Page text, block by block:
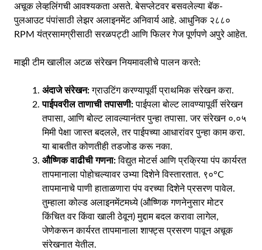
अचूक लेव्हलिंगची आवश्यकता असते. बेसप्लेटवर बसवलेल्या बॅक-
पुलआउट पंपांसाठी लेझर अलाइनमेंट अनिवार्य आहे. आधुनिक २८८०
RPM यंत्रसामग्रीसाठी सरळपट्टी आणि फिलर गेज पूर्णपणे अपुरे आहेत.
माझी टीम खालील अटळ संरेखन नियमावलीचे पालन करते:
अंदाजे संरेखन:ग्राउटिंग करण्यापूर्वी प्राथमिक संरेखन करा.
पाईपवरील ताणाची तपासणी:पाईपला बोल्ट लावण्यापूर्वी संरेखन
तपासा, आणि बोल्ट लावल्यानंतर पुन्हा तपासा. जर संरेखन ०.०५
मिमी पेक्षा जास्त बदलले, तर पाईपच्या आधारांवर पुन्हा काम करा.
या बाबतीत कोणतीही तडजोड करू नका.
औष्णिक वाढीची गणना:विद्युत मोटर्स आणि प्रक्रिया पंप कार्यरत
तापमानाला पोहोचल्यावर उभ्या दिशेने विस्तारतात. ९०°C
तापमानाचे पाणी हाताळणारा पंप वरच्या दिशेने प्रसरण पावेल.
तुम्हाला कोल्ड अलाइनमेंटमध्ये (औष्णिक गणनेनुसार मोटर
किंचित वर किंवा खाली ठेवून) मुद्दाम बदल करावा लागेल,
जेणेकरून कार्यरत तापमानाला शाफ्ट्स प्रसरण पावून अचूक
संरेखनात येतील.